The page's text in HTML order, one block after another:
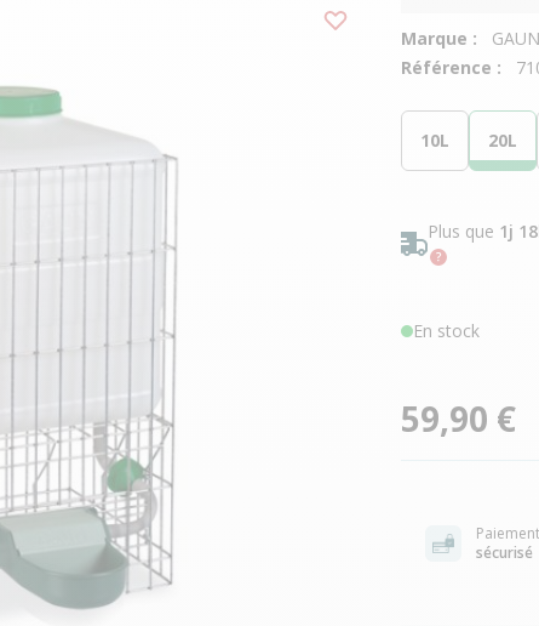
Marque :
GAUN
Référence :
10L 20L
Plus que 1j
En stock
59,90 €
Paiement
sécurisé